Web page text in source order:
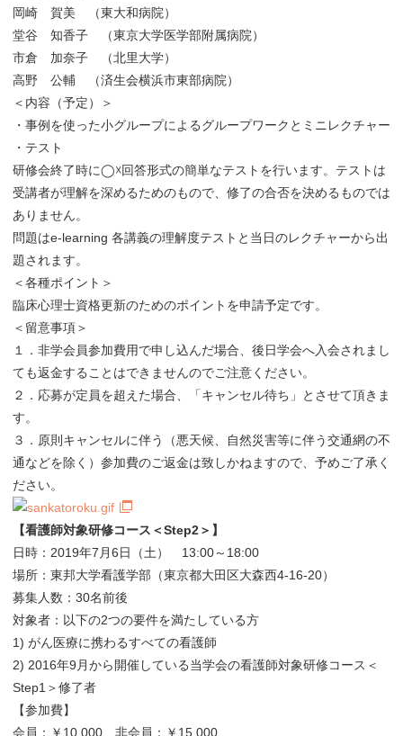
岡崎 賀美 （東大和病院）
堂谷 知香子 （東京大学医学部附属病院）
市倉 加奈子 （北里大学）
高野 公輔 （済生会横浜市東部病院）
＜内容（予定）＞
・事例を使った小グループによるグループワークとミニレクチャー
・テスト
研修会終了時に◯☓回答形式の簡単なテストを行います。テストは
受講者が理解を深めるためのもので、修了の合否を決めるものでは
ありません。
問題はe-learning 各講義の理解度テストと当日のレクチャーから出
題されます。
＜各種ポイント＞
臨床心理士資格更新のためのポイントを申請予定です。
＜留意事項＞
１．非学会員参加費用で申し込んだ場合、後日学会へ入会されまし
ても返金することはできませんのでご注意ください。
２．応募が定員を超えた場合、「キャンセル待ち」とさせて頂きま
す。
３．原則キャンセルに伴う（悪天候、自然災害等に伴う交通網の不
通などを除く）参加費のご返金は致しかねますので、予めご了承く
ださい。
【看護師対象研修コース＜Step2＞】
日時：2019年7月6日（土） 13:00～18:00
場所：東邦大学看護学部（東京都大田区大森西4-16-20）
募集人数：30名前後
対象者：以下の2つの要件を満たしている方
1) がん医療に携わるすべての看護師
2) 2016年9月から開催している当学会の看護師対象研修コース＜
Step1＞修了者
【参加費】
会員：￥10,000 非会員：￥15,000